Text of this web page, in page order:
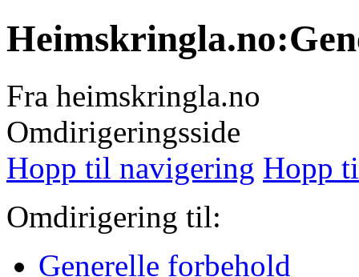
Fra heimskringla.no
Omdirigeringsside
Hopp til navigering Hopp
Omdirigering til:
Generelle forbehold